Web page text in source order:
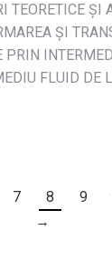
TEORETICE ȘI
ȘI
PRIN
FLUID DE
7 8 9
→